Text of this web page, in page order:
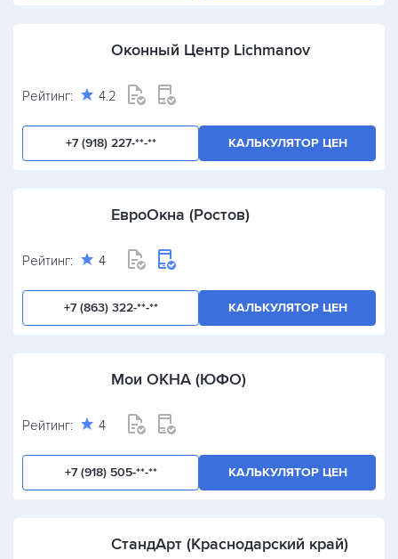
Оконный Центр Lichmanov
Рейтинг: 4.2
+7 (918) 227-**-** КАЛЬКУЛЯТОР ЦЕН
ЕвроОкна (Ростов)
Рейтинг: 4
+7 (863) 322-**-** КАЛЬКУЛЯТОР ЦЕН
Мои ОКНА (ЮФО)
Рейтинг: 4
+7 (918) 505-**-** КАЛЬКУЛЯТОР ЦЕН
СтандАрт (Краснодарский край)